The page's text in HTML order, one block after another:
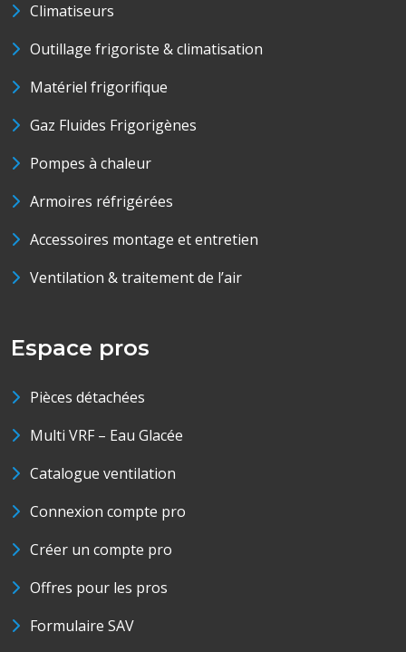
Climatiseurs
Outillage frigoriste & climatisation
Matériel frigorifique
Gaz Fluides Frigorigènes
Pompes à chaleur
Armoires réfrigérées
Accessoires montage et entretien
Ventilation & traitement de l’air
Espace pros
Pièces détachées
Multi VRF – Eau Glacée
Catalogue ventilation
Connexion compte pro
Créer un compte pro
Offres pour les pros
Formulaire SAV